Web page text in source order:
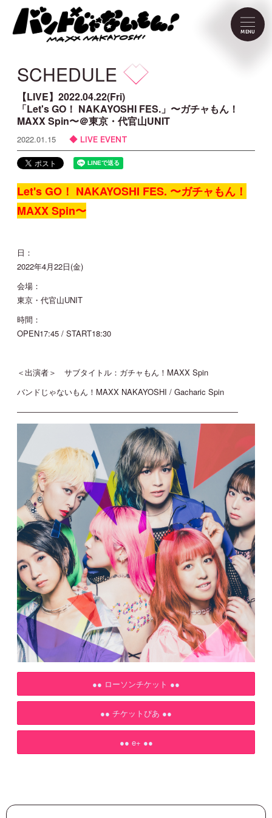
MENU
NEWS
PROFILE
VIDEO
DISCOGRAPHY
CONTACT
FC Menu
GALLERY
TICKET
MAIL MAGAZINE
BIRTHDAY MAIL
SCHEDULE
【LIVE】2022.04.22(Fri)
「Let's GO！ NAKAYOSHI FES.」〜ガチャもん！
MAXX Spin〜＠東京・代官山UNIT
2022.01.15 LIVE EVENT
Let's GO！ NAKAYOSHI FES. 〜ガチャもん！
MAXX Spin〜
日：
2022年4月22日(金)
会場：
東京・代官山UNIT
時間：
OPEN17:45 / START18:30
＜出演者＞ サブタイトル：ガチャもん！MAXX Spin
バンドじゃないもん！MAXX NAKAYOSHI / Gacharic Spin
――――――――――――――――――――――――――――
●● ローソンチケット ●●
●● チケットぴあ ●●
●● e+ ●●